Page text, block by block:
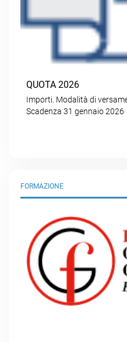
QUOTA 2026
Importi. Modalità di
Scadenza 31 gennaio 2026
FORMAZIONE